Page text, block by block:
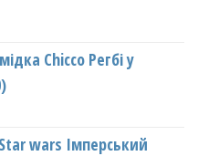
Chicco Регбі у
wars Імперський